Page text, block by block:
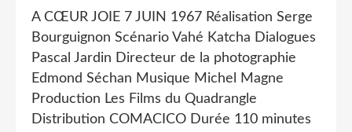
A CŒUR JOIE 7 JUIN 1967 Réalisation Serge
Bourguignon Scénario Vahé Katcha Dialogues
Pascal Jardin Directeur de la photographie
Edmond Séchan Musique Michel Magne
Production Les Films du Quadrangle
Distribution COMACICO Durée 110 minutes